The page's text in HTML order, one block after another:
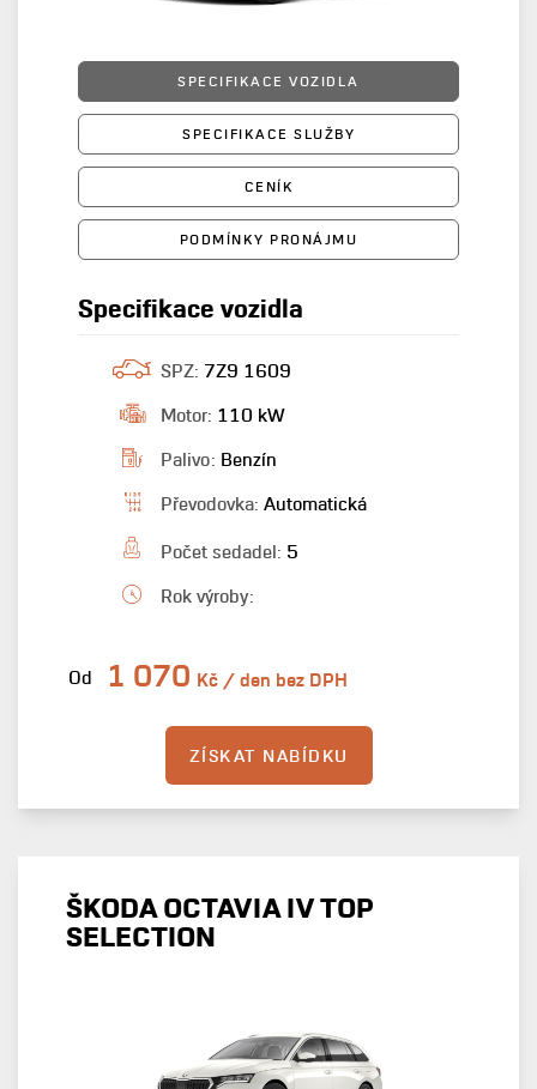
SPECIFIKACE VOZIDLA
SPECIFIKACE SLUŽBY
CENÍK
PODMÍNKY PRONÁJMU
Specifikace vozidla
SPZ: 7Z9 1609
Motor: 110 kW
Palivo: Benzín
Převodovka: Automatická
Počet sedadel: 5
Rok výroby:
Od 1 070 Kč / den bez DPH
ZÍSKAT NABÍDKU
ŠKODA OCTAVIA IV TOP
SELECTION